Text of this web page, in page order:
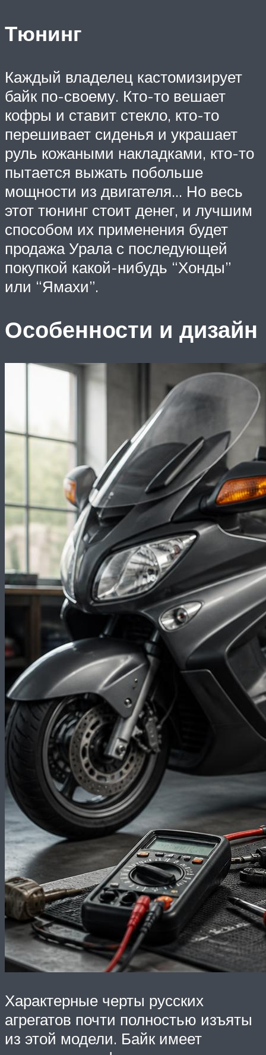
Тюнинг
Каждый владелец кастомизирует
байк по-своему. Кто-то вешает
кофры и ставит стекло, кто-то
перешивает сиденья и украшает
руль кожаными накладками, кто-то
пытается выжать побольше
мощности из двигателя… Но весь
этот тюнинг стоит денег, и лучшим
способом их применения будет
продажа Урала с последующей
покупкой какой-нибудь “Хонды”
или “Ямахи”.
Особенности и дизайн
Характерные черты русских
агрегатов почти полностью изъяты
из этой модели. Байк имеет